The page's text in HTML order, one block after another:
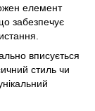
елемент
забезпечує
вписується
стиль чи